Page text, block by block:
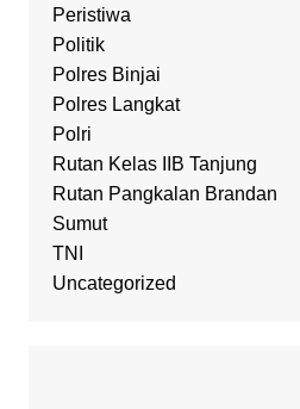
Peristiwa
Politik
Polres Binjai
Polres Langkat
Polri
Rutan Kelas IIB Tanjung
Rutan Pangkalan Brandan
Sumut
TNI
Uncategorized